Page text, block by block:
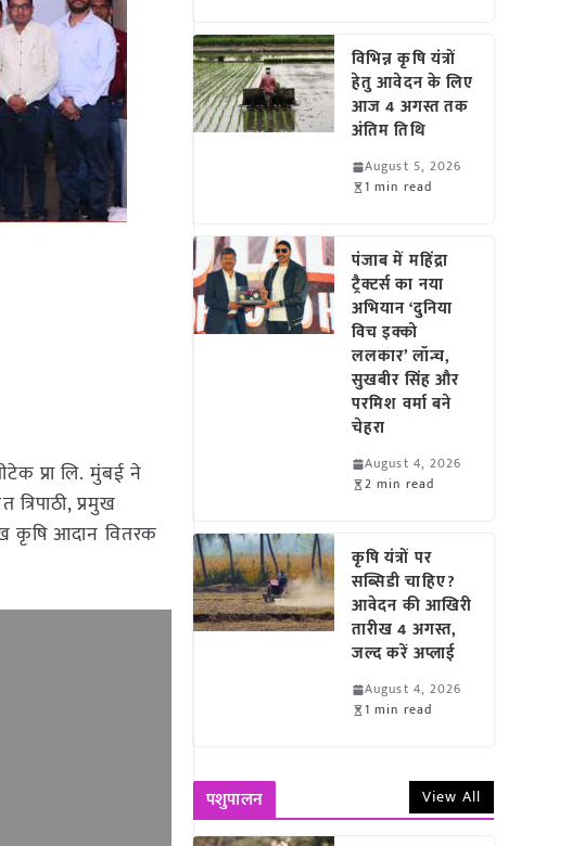
प्रा लि. मुंबई ने
प्रमुख
कृषि आदान वितरक
विभिन्न कृषि यंत्रों
हेतु आवेदन के लिए
आज 4 अगस्त तक
अंतिम तिथि
August 5, 2026
1 min read
पंजाब में महिंद्रा
ट्रैक्टर्स का नया
अभियान ‘दुनिया
विच इक्को
ललकार’ लॉन्च,
सुखबीर सिंह और
परमिश वर्मा बने
चेहरा
August 4, 2026
2 min read
कृषि यंत्रों पर
सब्सिडी चाहिए?
आवेदन की आखिरी
तारीख 4 अगस्त,
जल्द करें अप्लाई
August 4, 2026
1 min read
पशुपालन View All